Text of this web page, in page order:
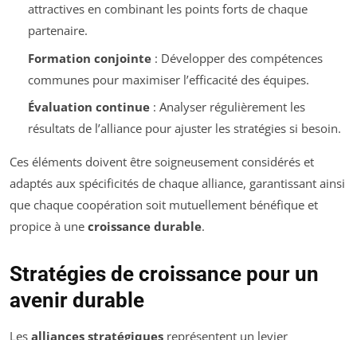
attractives en combinant les points forts de chaque
partenaire.
Formation conjointe: Développer des compétences
communes pour maximiser l’efficacité des équipes.
Évaluation continue: Analyser régulièrement les
résultats de l’alliance pour ajuster les stratégies si besoin.
Ces éléments doivent être soigneusement considérés et
adaptés aux spécificités de chaque alliance, garantissant ainsi
que chaque coopération soit mutuellement bénéfique et
propice à une croissance durable.
Stratégies de croissance pour un
avenir durable
Les alliances stratégiques représentent un levier